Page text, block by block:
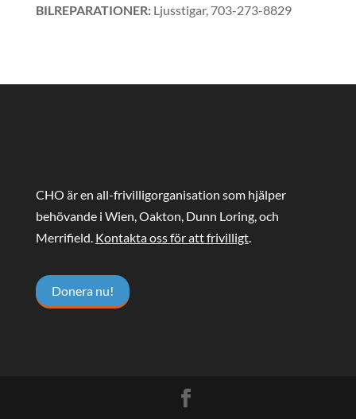
BILREPARATIONER: Ljusstigar, 703-273-8829
CHO är en all-frivilligorganisation som hjälper
behövande i Wien, Oakton, Dunn Loring, och
Merrifield. Kontakta oss för att frivilligt.
Donera nu!